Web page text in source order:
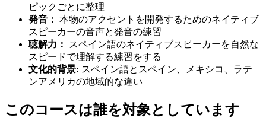
ピックごとに整理
発音： 本物のアクセントを開発するためのネイティブ
スピーカーの音声と発音の練習
聴解力：
スペイン語のネイティブスピーカーを自然な
スピードで理解する練習をする
文化的背景: スペイン語とスペイン、メキシコ、ラテ
ンアメリカの地域的な違い
このコースは誰を対象としています